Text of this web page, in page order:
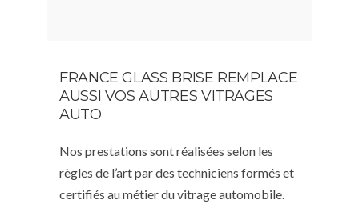
FRANCE GLASS BRISE REMPLACE
AUSSI VOS AUTRES VITRAGES
AUTO
Nos prestations sont réalisées selon les
règles de l’art par des techniciens formés et
certifiés au métier du vitrage automobile.